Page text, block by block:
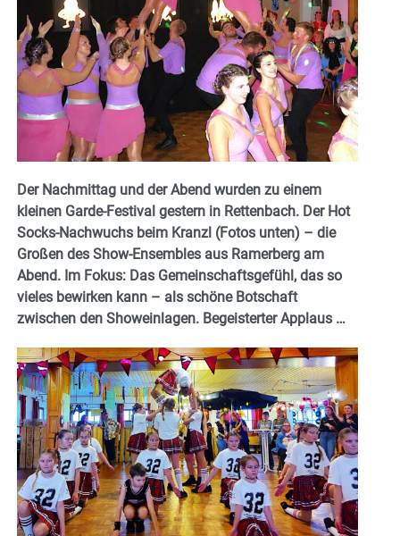
Der Nachmittag und der Abend wurden zu einem
kleinen Garde-Festival gestern in Rettenbach. Der Hot
Socks-Nachwuchs beim Kranzl (Fotos unten) – die
Großen des Show-Ensembles aus Ramerberg am
Abend. Im Fokus: Das Gemeinschaftsgefühl, das so
vieles bewirken kann – als schöne Botschaft
zwischen den Showeinlagen. Begeisterter Applaus …